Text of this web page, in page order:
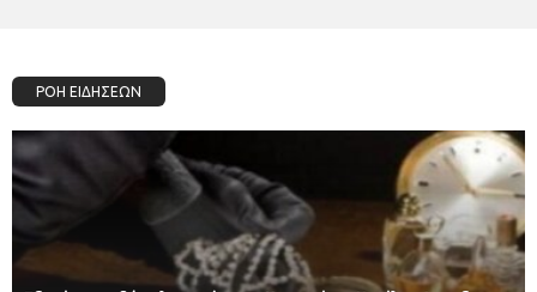
ΡΟΗ ΕΙΔΗΣΕΩΝ